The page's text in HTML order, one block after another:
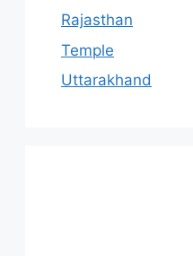
Rajasthan
Temple
Uttarakhand